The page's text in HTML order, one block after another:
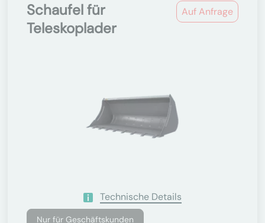
Auf Anfrage
Schaufel für
Teleskoplader
Technische Details
Nur für Geschäftskunden